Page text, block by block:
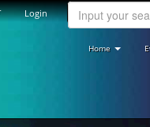
Login
Home